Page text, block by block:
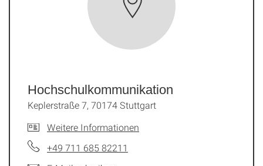
Hochschulkommunikation
Keplerstraße 7, 70174 Stuttgart
Weitere Informationen
+49 711 685 82211